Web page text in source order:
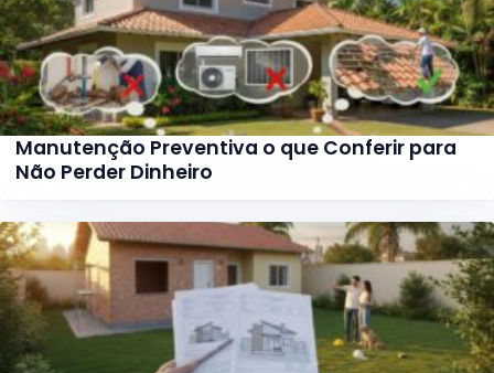
Manutenção Preventiva o que Conferir para
Não Perder Dinheiro